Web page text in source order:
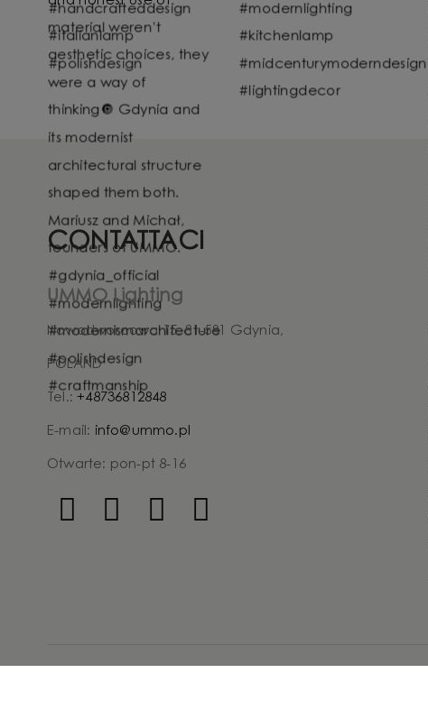
CONTATTACI
UMMO Lighting
Nowodworcowa 15, 81-581 Gdynia,
POLAND
Tel.:+48736812848
E-mail: info@ummo.pl
Otwarte: pon-pt 8-16